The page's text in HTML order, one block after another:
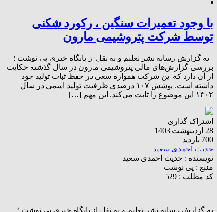
با وجود تعمیرات سنگین ، رکورد شکنی
توسط شرکت پتروشیمی مارون
به گزارش رسانه نشر تعلیم و به نقل از پایگاه خبری پی نوشت ؛
بررسی گزارش‌های مالی پتروشیمی مارون در سال گذشته حکایت
از آن دارد که این شرکت همواره سعی در حفظ ثبات تولید خود
داشته است. پوشش ۱۰۷ درصدی ظرفیت تولید اسمی در سال
۱۴۰۲ این موضوع را ثابت می‌کند. این مهم […]
اشتراک گذاری
28 اردیبهشت 1403
700 بازدید
حدیث احمدی سعید
نویسنده : حدیث احمدی سعید
منبع : پی نوشت
کد مطلب : 529
به گزارش رسانه نشر تعلیم و به نقل از پایگاه خبری پی نوشت ؛